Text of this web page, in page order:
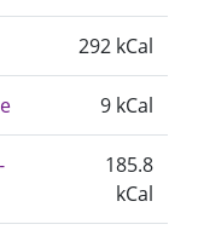
292 kCal
9 kCal
185.8
kCal